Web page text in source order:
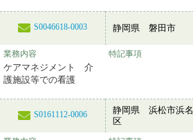
S0046618-0003 静岡県 磐田市
業務内容
ケアマネジメント 介
護施設等での看護
特記事項
S0161112-0006
静岡県 浜松市浜名
区